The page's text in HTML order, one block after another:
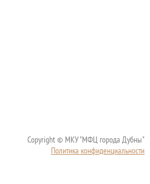
Copyright © МКУ "МФЦ города Дубны"
Политика конфиденциальности